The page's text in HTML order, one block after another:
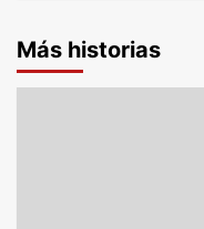
Más historias